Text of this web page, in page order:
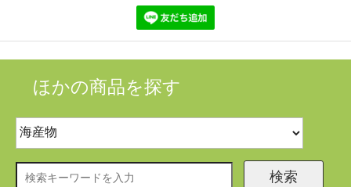
ほかの商品を探す
検索